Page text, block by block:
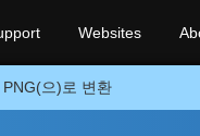
Websites
으)로 변환